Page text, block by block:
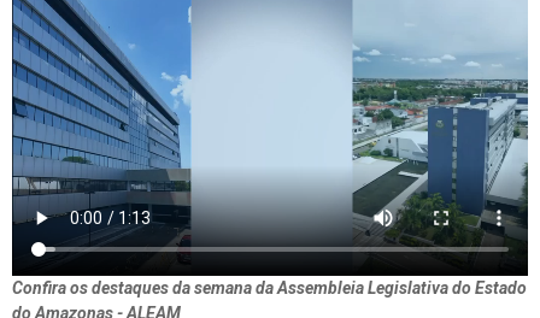
Confira os destaques da semana da Assembleia Legislativa do Estado
do Amazonas - ALEAM